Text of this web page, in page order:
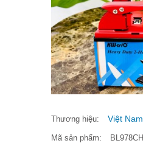
Thương hiệu: Việt Nam
Mã sản phẩm: BL978CH